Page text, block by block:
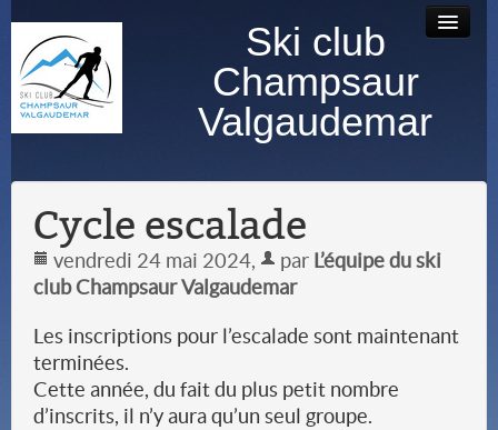
Ski club
Champsaur
Valgaudemar
Accueil Contact
photos
Cycle escalade
vendredi 24 mai 2024, par L’équipe du ski
club Champsaur Valgaudemar
Les inscriptions pour l’escalade sont maintenant
terminées.
Cette année, du fait du plus petit nombre
d’inscrits, il n’y aura qu’un seul groupe.